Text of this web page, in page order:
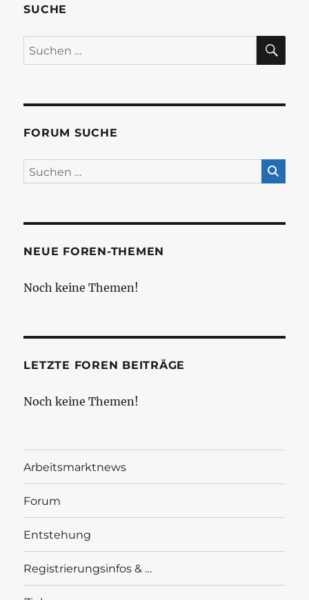
SUCHE
Suchen
nach:
FORUM SUCHE
NEUE FOREN-THEMEN
Noch keine Themen!
LETZTE FOREN BEITRÄGE
Noch keine Themen!
Arbeitsmarktnews
Forum
Entstehung
Registrierungsinfos & …